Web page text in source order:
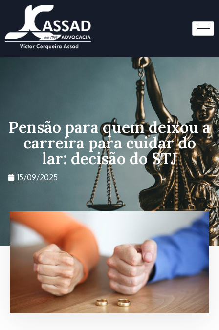
Pensão para quem deixou a
carreira para cuidar do
lar: decisão do STJ
15/09/2025